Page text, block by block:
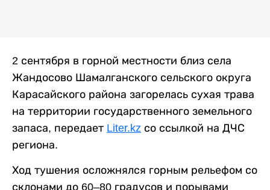
2 сентября в горной местности близ села
Жандосово Шамалганского сельского округа
Карасайского района загорелась сухая трава
на территории государственного земельного
запаса, передает Liter.kz со ссылкой на ДЧС
региона.
Ход тушения осложнялся горным рельефом со
склонами до 60–80 градусов и порывами